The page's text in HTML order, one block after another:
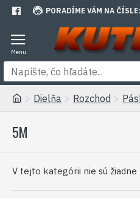
PORADÍME VÁM NA
Dielňa Rozchod
5M
V tejto kategórii nie sú žiadne